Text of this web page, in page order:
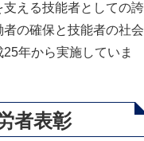
える技能者としての誇
の確保と技能者の社会
年から実施していま
者表彰